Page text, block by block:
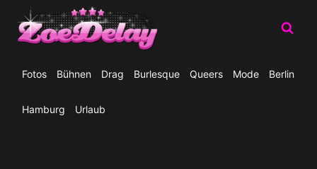
Inhalt
springen
Fotos Bühnen Drag Burlesque Queers Mode Berlin
Hamburg Urlaub